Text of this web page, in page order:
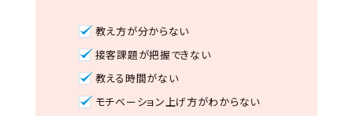
教え方が分からない
接客課題が把握できない
教える時間がない
モチベーション上げ方がわからない